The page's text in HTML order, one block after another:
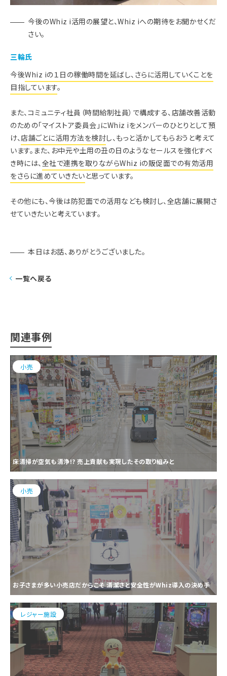
今後のWhiz i活用の展望と、Whiz iへの期待をお聞かせくだ
さい。
三輪氏
今後Whiz iの１日の稼働時間を延ばし、さらに活用していくことを
目指しています。
また、コミュニティ社員（時間給制社員）で構成する、店舗改善活動
のための「マイストア委員会」にWhiz iをメンバーのひとりとして預
け、店舗ごとに活用方法を検討し、もっと活かしてもらおうと考えて
います。また、お中元や土用の丑の日のようなセールスを強化すべ
き時には、全社で連携を取りながらWhiz iの販促面での有効活用
をさらに進めていきたい と思っています。
その他にも、今後は防犯面での活用なども検討し、全店舗に展開さ
せていきたいと考えています。
本日はお話、ありがとうございました。
一覧へ戻る
関連事例
小売
床清掃が空気も清浄!? 売上貢献も実現したその取り組みと
小売
お子さまが多い小売店だからこそ 清潔さと安全性がWhiz導入の決め手
レジャー施設